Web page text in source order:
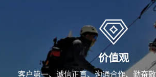
价值观
客户第一、诚信正直、沟通合作、勤奋敬